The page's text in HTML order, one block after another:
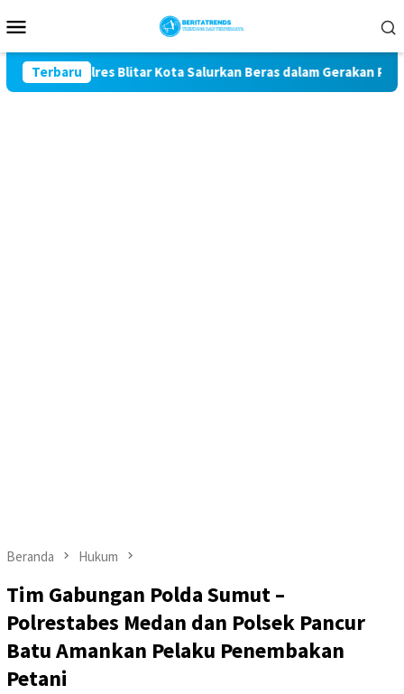
ke
Mobile
Terbaru
Polres Blitar Kota Salurkan Beras dalam Gerakan Pangan Murah
Beranda Hukum
Tim Gabungan Polda Sumut –
Polrestabes Medan dan Polsek Pancur
Batu Amankan Pelaku Penembakan
Petani